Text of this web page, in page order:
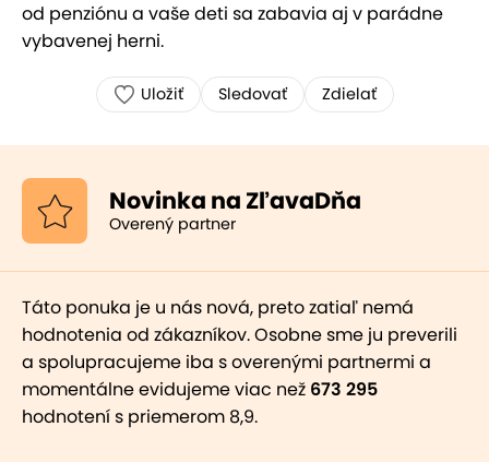
od penziónu a vaše deti sa zabavia aj v parádne
vybavenej herni.
Uložiť Sledovať Zdielať
Novinka na ZľavaDňa
Overený partner
Táto ponuka je u nás nová, preto zatiaľ nemá
hodnotenia od zákazníkov. Osobne sme ju preverili
a spolupracujeme iba s overenými partnermi a
momentálne evidujeme viac než 673 295
hodnotení s priemerom 8,9.